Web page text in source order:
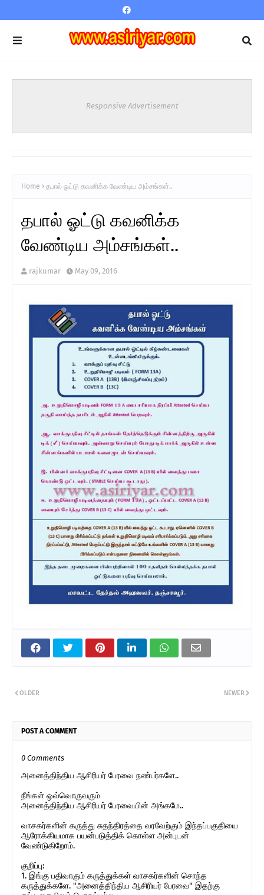
Responsive Advertisement
Home தபால் ஓட்டு கவனிக்க வேண்டிய அம்சங்கள்..
தபால் ஓட்டு கவனிக்க
வேண்டிய அம்சங்கள்..
rajkumar May 09, 2016
NEWER
OLDER
POST A COMMENT
0 Comments
அனைத்திந்திய ஆசிரியர் பேரவை நண்பர்களே..
நீங்கள் ஒவ்வொருவரும்
அனைத்திந்திய ஆசிரியர் பேரவையின் அங்கமே..
வாசகர்களின் கருத்து சுதந்திரத்தை வரவேற்கும் இந்தப்பகுதியை
ஆரோக்கியமாக பயன்படுத்திக் கொள்ள அன்புடன்
வேண்டுகிறோம்.
குறிப்பு:
1. இங்கு பதிவாகும் கருத்துக்கள் வாசகர்களின் சொந்த
கருத்துக்களே. "அனைத்திந்திய ஆசிரியர் பேரவை" இதற்கு